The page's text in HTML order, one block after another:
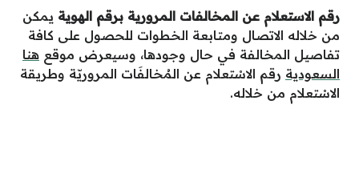
رقم الاستعلام عن المخالفات المرورية برقم الهوية يمكن
من خلاله الاتصال ومتابعة الخطوات للحصول على كافة
تفاصيل المخالفة في حال وجودها، وسيعرض موقع هنا
السعودية رقم الاسْتعلام عن المُخالفَات المروريّة وطريقة
الاسْتعلام من خلاله.